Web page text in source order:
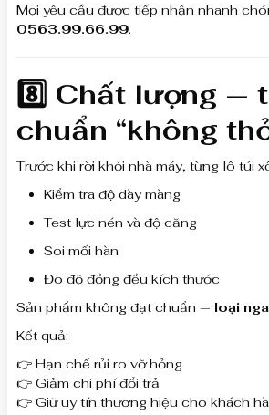
Mọi yêu cầu được tiếp nhận nhanh
0563.99.66.99.
8️⃣ Chất lượng —
chuẩn “không
Trước khi rời khỏi nhà máy, từng lô túi
Kiểm tra độ dày màng
Test lực nén và độ căng
Soi mối hàn
Đo độ đồng đều kích thước
Sản phẩm không đạt chuẩn — loại
Kết quả:
👉 Hạn chế rủi ro vỡ hỏng
👉 Giảm chi phí đổi trả
👉 Giữ uy tín thương hiệu cho khách